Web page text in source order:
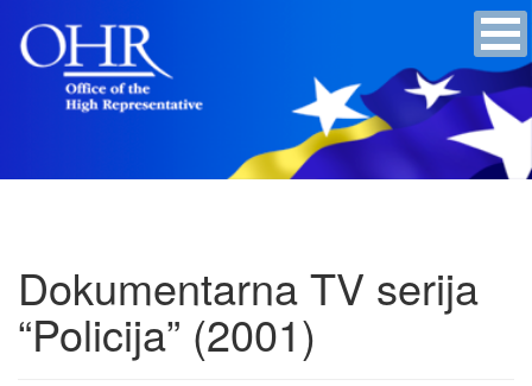
Dokumentarna TV serija
“Policija” (2001)